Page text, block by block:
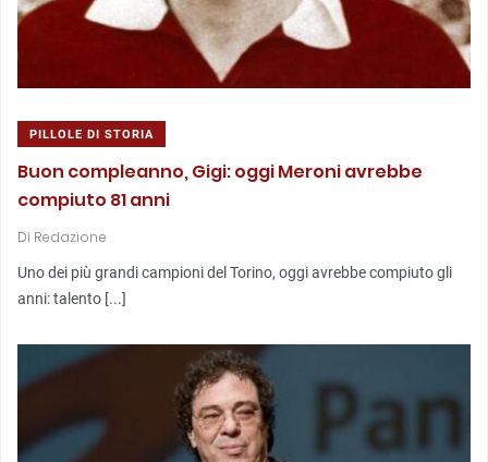
PILLOLE DI STORIA
Buon compleanno, Gigi: oggi Meroni avrebbe
compiuto 81 anni
Di Redazione
Uno dei più grandi campioni del Torino, oggi avrebbe compiuto gli
anni: talento [...]